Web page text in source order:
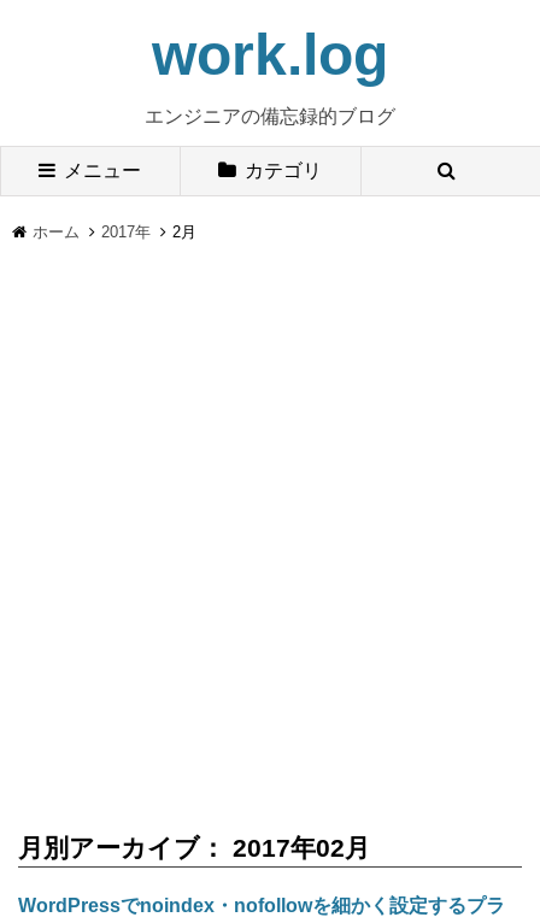
work.log
エンジニアの備忘録的ブログ
メニュー カテゴリ
ホーム 2017年 2月
月別アーカイブ： 2017年02月
WordPressでnoindex・nofollowを細かく設定するプラ